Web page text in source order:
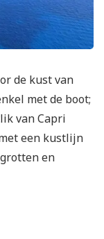
de kust van
met de boot;
van Capri
een kustlijn
en